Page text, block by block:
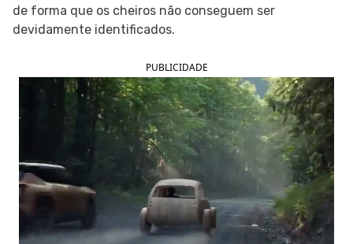
de forma que os cheiros não conseguem ser
devidamente identificados.
PUBLICIDADE